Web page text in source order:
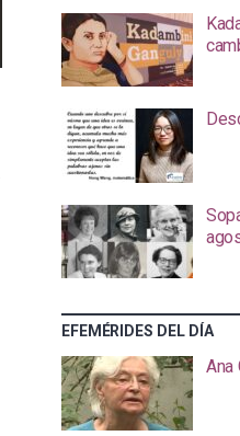
EFEMÉRIDES DEL DÍA
Ana